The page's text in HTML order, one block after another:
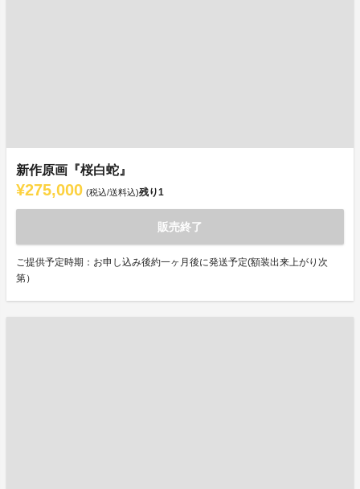
新作原画『桜白蛇』
¥275,000 (税込/送料込)残り1
販売終了
ご提供予定時期：お申し込み後約一ヶ月後に発送予定(額装出来上がり次
第）